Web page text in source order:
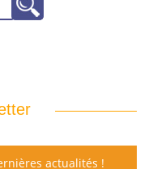
actualités !